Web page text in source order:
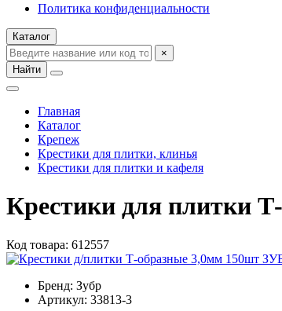
Политика конфиденциальности
Каталог
×
Найти
Главная
Каталог
Крепеж
Крестики для плитки, клинья
Крестики для плитки и кафеля
Крестики для плитки
Код товара: 612557
Бренд: Зубр
Артикул: 33813-3